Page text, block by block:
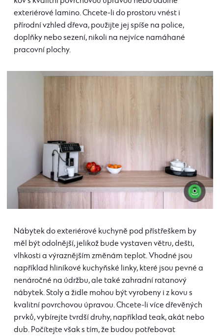
exteriérové lamino. Chcete-li do prostoru vnést i
přírodní vzhled dřeva, použijte jej spíše na police,
doplňky nebo sezení, nikoli na nejvíce namáhané
pracovní plochy.
Nábytek do exteriérové kuchyně pod přístřeškem by
měl být odolnější, jelikož bude vystaven větru, dešti,
vlhkosti a výraznějším změnám teplot. Vhodné jsou
například hliníkové kuchyňské linky, které jsou pevné a
nenáročné na údržbu, ale také zahradní ratanový
nábytek. Stoly a židle mohou být vyrobeny i z kovu s
kvalitní povrchovou úpravou. Chcete-li více dřevěných
prvků, vybírejte tvrdší druhy, například teak, akát nebo
dub. Počítejte však s tím, že budou potřebovat